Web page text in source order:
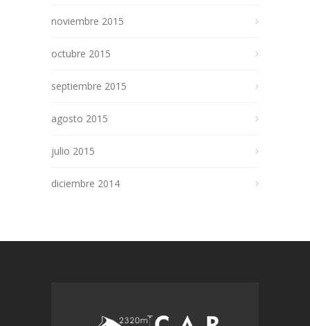
noviembre 2015
octubre 2015
septiembre 2015
agosto 2015
julio 2015
diciembre 2014